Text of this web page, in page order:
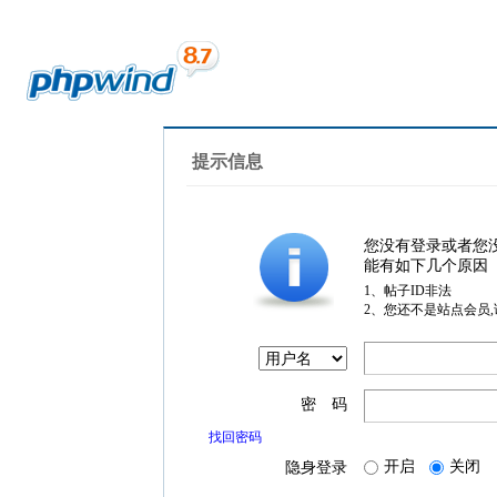
提示信息
您没有登录或者您
能有如下几个原因
1、帖子ID非法
2、您还不是站点会员
密 码
找回密码
隐身登录 开启 关闭